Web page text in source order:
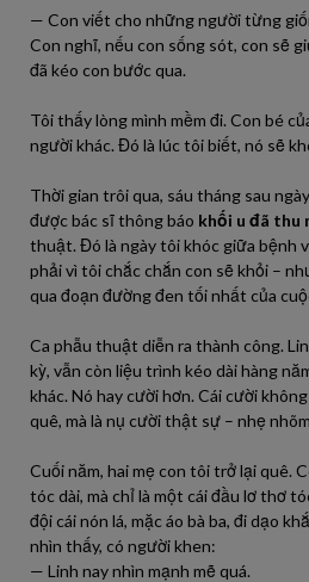
— Con viết cho những người từng
Con nghĩ, nếu con sống sót, con sẽ
đã kéo con bước qua.
Tôi thấy lòng mình mềm đi. Con bé
người khác. Đó là lúc tôi biết, nó sẽ
Thời gian trôi qua, sáu tháng sau
được bác sĩ thông báo khối u đã thu
thuật. Đó là ngày tôi khóc giữa bệnh
phải vì tôi chắc chắn con sẽ khỏi –
qua đoạn đường đen tối nhất của
Ca phẫu thuật diễn ra thành công.
kỳ, vẫn còn liệu trình kéo dài hàng
khác. Nó hay cười hơn. Cái cười
quê, mà là nụ cười thật sự – nhẹ
Cuối năm, hai mẹ con tôi trở lại quê.
tóc dài, mà chỉ là một cái đầu lơ thơ
đội cái nón lá, mặc áo bà ba, đi dạo
nhìn thấy, có người khen:
— Linh nay nhìn mạnh mẽ quá.